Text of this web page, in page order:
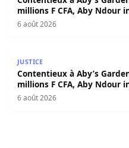
millions F CFA, Aby Ndour
sociaux
6 août 2026
JUSTICE
Contentieux à Aby’s
millions F CFA, Aby Ndour
sociaux
6 août 2026